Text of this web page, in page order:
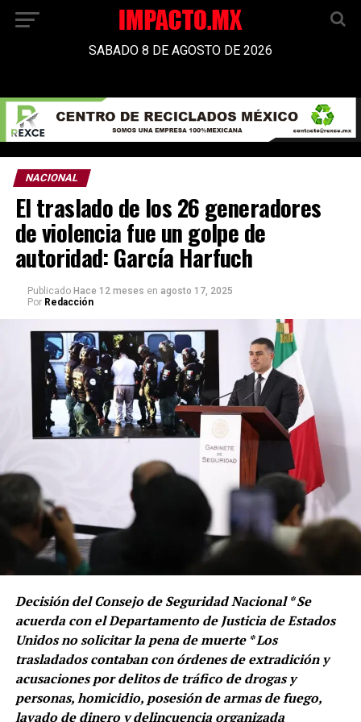
SABADO 8 DE AGOSTO DE 2026
NACIONAL
El traslado de los 26 generadores
de violencia fue un golpe de
autoridad: García Harfuch
Publicado Hace 12 meses en agosto 17, 2025
Por Redacción
Decisión del Consejo de Seguridad Nacional * Se
acuerda con el Departamento de Justicia de Estados
Unidos no solicitar la pena de muerte * Los
trasladados contaban con órdenes de extradición y
acusaciones por delitos de tráfico de drogas y
personas, homicidio, posesión de armas de fuego,
lavado de dinero y delincuencia organizada